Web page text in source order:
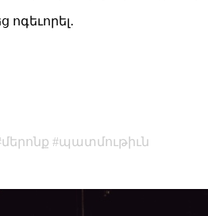
մերոնք
պատմութիւն